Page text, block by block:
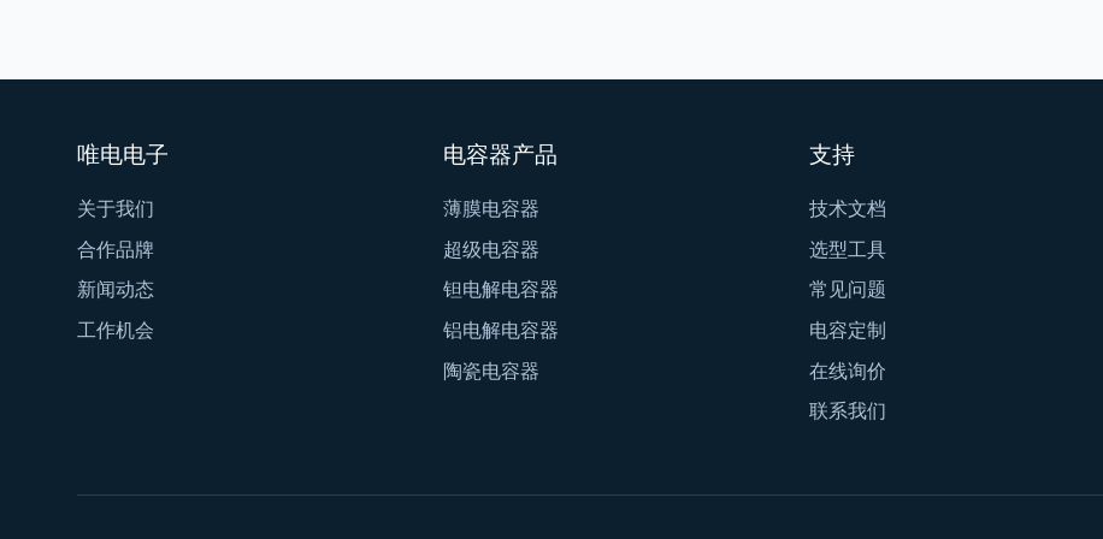
唯电电子
关于我们
合作品牌
新闻动态
工作机会
电容器产品
薄膜电容器
超级电容器
钽电解电容器
铝电解电容器
陶瓷电容器
支持
技术文档
选型工具
常见问题
电容定制
在线询价
联系我们